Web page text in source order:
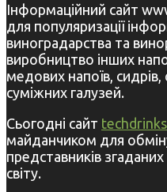
Інформаційний сайт
для популяризації
виноградарства та
виробництво інших
медових напоїв,
суміжних галузей.
Сьогодні сайт
майданчиком для
представників
світу.